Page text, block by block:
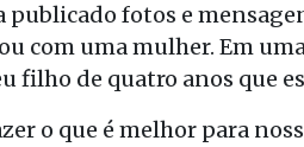
publicado fotos e
com uma mulher. Em
filho de quatro anos que
o que é melhor para